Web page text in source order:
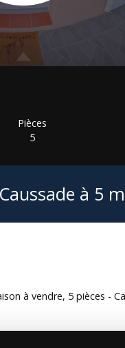
Pièces
5
à 5
à vendre, 5 pièces -